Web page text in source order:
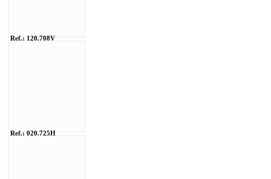
Ref.: 120.708V
Ref.: 020.725H